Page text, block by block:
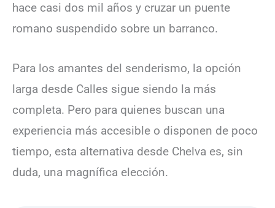
hace casi dos mil años y cruzar un puente
romano suspendido sobre un barranco.
Para los amantes del senderismo, la opción
larga desde Calles sigue siendo la más
completa. Pero para quienes buscan una
experiencia más accesible o disponen de poco
tiempo, esta alternativa desde Chelva es, sin
duda, una magnífica elección.